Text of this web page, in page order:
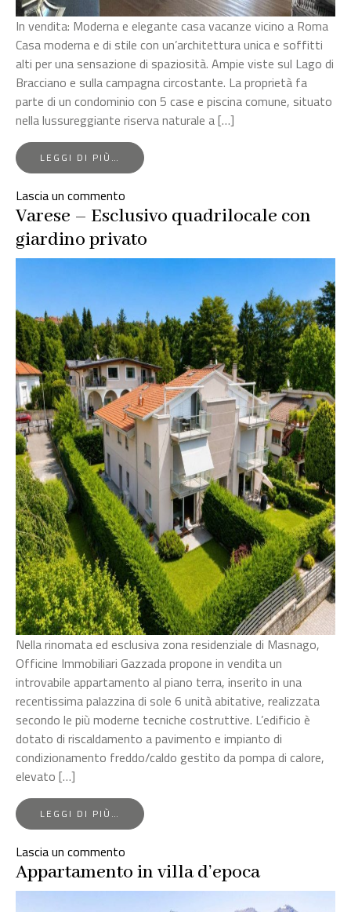
In vendita: Moderna e elegante casa vacanze vicino a Roma
Casa moderna e di stile con un’architettura unica e soffitti
alti per una sensazione di spaziosità. Ampie viste sul Lago di
Bracciano e sulla campagna circostante. La proprietà fa
parte di un condominio con 5 case e piscina comune, situato
nella lussureggiante riserva naturale a […]
LEGGI DI PIÙ…
FROM
TREVIGNANO
–
APPARTAMENTO
SIGNORILE
CON
PISCINA
Lascia un commento
TREVIGNANO
ROMANO
–
appartamento
signorile
piscina
Varese – Esclusivo quadrilocale con
giardino privato
Nella rinomata ed esclusiva zona residenziale di Masnago,
Officine Immobiliari Gazzada propone in vendita un
introvabile appartamento al piano terra, inserito in una
recentissima palazzina di sole 6 unità abitative, realizzata
secondo le più moderne tecniche costruttive. L’edificio è
dotato di riscaldamento a pavimento e impianto di
condizionamento freddo/caldo gestito da pompa di calore,
elevato […]
LEGGI DI PIÙ…
FROM
VARESE
ESCLUSIVO
QUADRILOCALE
Lascia un commento
Varese
–
Esclusivo
Appartamento in villa d’epoca